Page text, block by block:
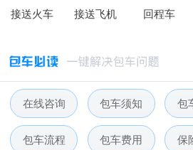
接送火车 接送飞机 回程车
在线咨询 包车须知 包
包车流程 包车费用 保
人人巴士春节放假